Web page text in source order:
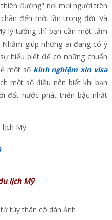
đường" nơi mọi người trên
đến một lần trong đời. Và
lý tưởng thì bạn cần một tấm
giúp những ai đang có ý
hiểu biết để có những chuẩn
một số kinh nghiệm xin visa
một số điều nên biết khi bạn
đất nước phát triển bậc nhất
lịch Mỹ
tùy thân có dán ảnh